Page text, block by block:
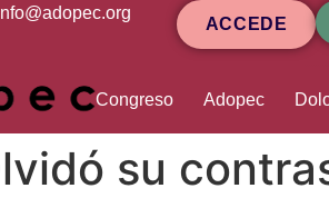
ACCEDE
Congreso Adopec
su